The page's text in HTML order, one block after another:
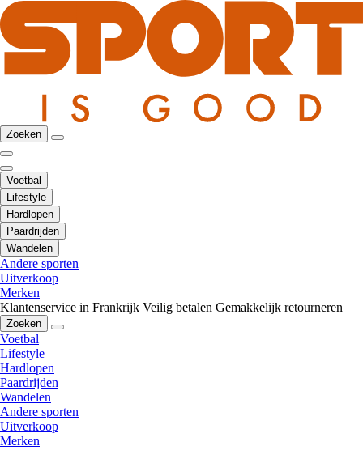
Zoeken
Voetbal
Lifestyle
Hardlopen
Paardrijden
Wandelen
Andere sporten
Uitverkoop
Merken
Klantenservice in Frankrijk Veilig betalen Gemakkelijk retourneren
Zoeken
Voetbal
Lifestyle
Hardlopen
Paardrijden
Wandelen
Andere sporten
Uitverkoop
Merken